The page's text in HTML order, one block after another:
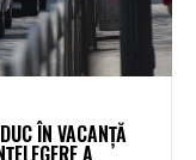
ÎN VACANȚĂ
A